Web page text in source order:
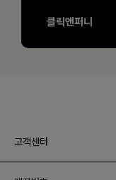
고객센터